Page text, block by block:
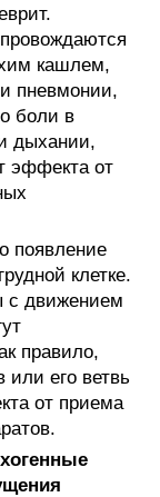
кашлем,
пневмонии,
боли в
дыхании,
эффекта от
появление
клетке.
с движением
правило,
или его ветвь
от приема